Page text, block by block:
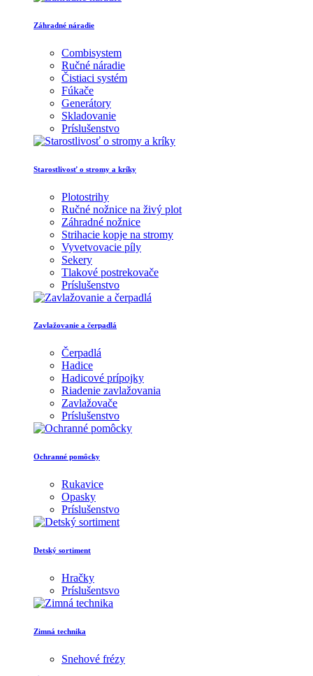
Záhradné náradie
Combisystem
Ručné náradie
Čistiaci systém
Fúkače
Generátory
Skladovanie
Príslušenstvo
Starostlivosť o stromy a kríky
Plotostrihy
Ručné nožnice na živý plot
Záhradné nožnice
Strihacie kopje na stromy
Vyvetvovacie píly
Sekery
Tlakové postrekovače
Príslušenstvo
Zavlažovanie a čerpadlá
Čerpadlá
Hadice
Hadicové prípojky
Riadenie zavlažovania
Zavlažovače
Príslušenstvo
Ochranné pomôcky
Rukavice
Opasky
Príslušenstvo
Detský sortiment
Hračky
Príslušentsvo
Zimná technika
Snehové frézy